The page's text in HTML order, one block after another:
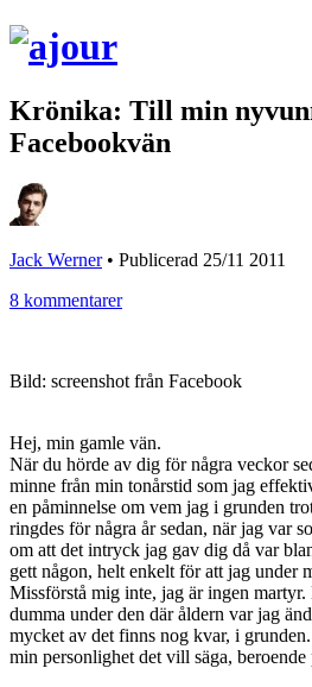
Krönika: Till min
Facebookvän
Jack Werner• Publicerad 25/11 2011
8 kommentarer
Bild: screenshot från Facebook
Hej, min gamle vän.
När du hörde av dig för några veckor
minne från min tonårstid som jag
en påminnelse om vem jag i grunden
ringdes för några år sedan, när jag var
om att det intryck jag gav dig då var
gett någon, helt enkelt för att jag under
Missförstå mig inte, jag är ingen
dumma under den där åldern var jag
mycket av det finns nog kvar, i
min personlighet det vill säga,